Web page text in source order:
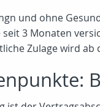
und ohne
3 Monaten
Zulage wird ab